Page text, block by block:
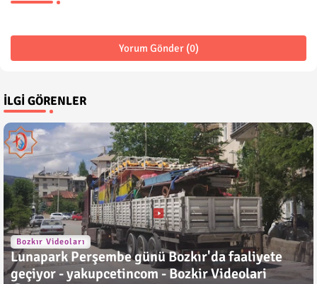
Yorum Gönder (0)
İLGI GÖRENLER
Bozkır Videoları
Lunapark Perşembe günü Bozkır'da faaliyete
geçiyor - yakupcetincom - Bozkir Videolari